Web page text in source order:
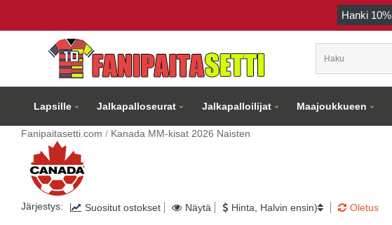
Hanki 10%
Lapsille Jalkapalloseurat Jalkapalloilijat Maajoukkueen
Fanipaitasetti.com Kanada MM-kisat 2026 Naisten
Järjestys: Suositut ostokset Näytä Hinta, Halvin ensin) Oletus